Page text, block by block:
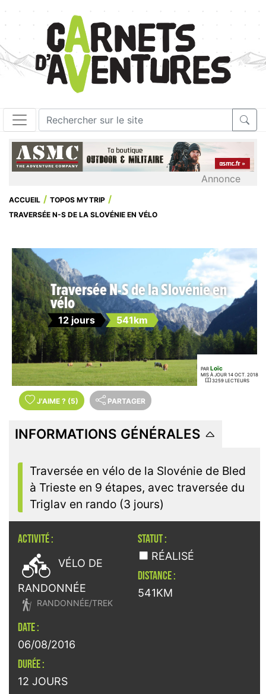
Annonce
ACCUEIL
TOPOS MYTRIP
TRAVERSÉE N-S DE LA SLOVÉNIE EN VÉLO
Traversée N-S de la Slovénie en
vélo
12 jours 541km
PAR Loïc
MIS À JOUR 14 OCT. 2018
3259 LECTEURS
J'AIME ? (5) PARTAGER
INFORMATIONS GÉNÉRALES
Traversée en vélo de la Slovénie de Bled
à Trieste en 9 étapes, avec traversée du
Triglav en rando (3 jours)
ACTIVITÉ :
 VÉLO DE
RANDONNÉE
 RANDONNÉE/TREK
STATUT :
RÉALISÉ
DISTANCE :
541KM
DATE :
06/08/2016
DURÉE :
12 JOURS